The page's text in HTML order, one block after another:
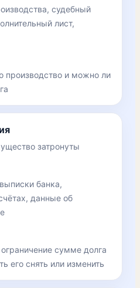
судебный
лист,
производство и можно ли
затронуты
банка,
данные об
сумме долга
его снять или изменить